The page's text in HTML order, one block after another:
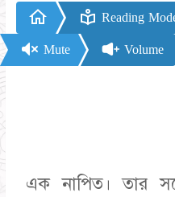
Reading
Mute Volume
এক নাপিত। তার